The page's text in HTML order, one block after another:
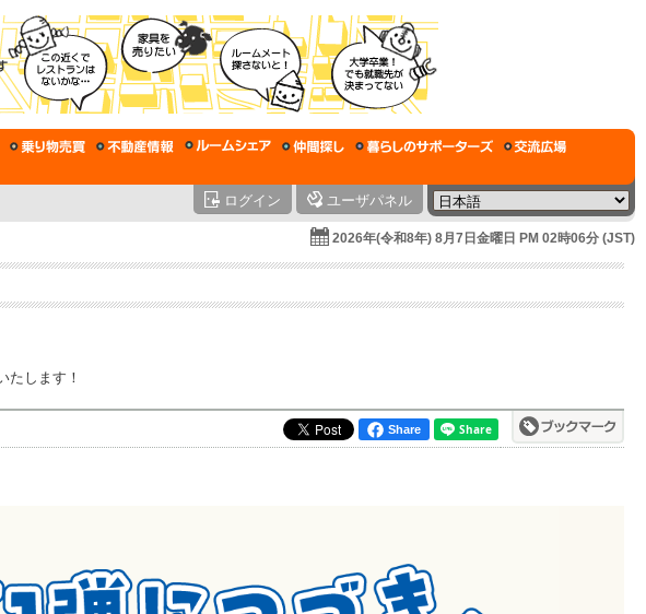
ログイン ユーザパネル
2026年(令和8年) 8月7日金曜日 PM 02時06分 (JST)
たします！
Share